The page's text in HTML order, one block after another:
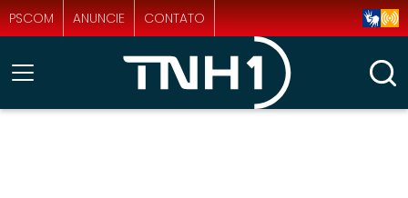
PSCOM ANUNCIE CONTATO